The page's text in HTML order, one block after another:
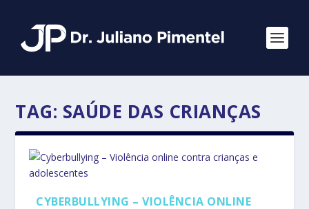
TAG: SAÚDE DAS CRIANÇAS
CYBERBULLYING – VIOLÊNCIA ONLINE